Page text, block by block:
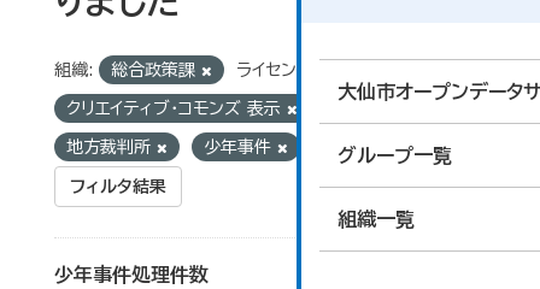
大仙市オープンデータ
グループ一覧
組織一覧
組織: 総合政策課 ライセンス:
クリエイティブ・コモンズ 表示
地方裁判所 少年事件
フィルタ結果
少年事件処理件数